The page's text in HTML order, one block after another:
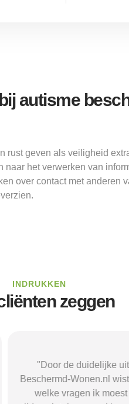
autisme
rust geven als veiligheid
naar het verwerken van
over contact met anderen
INDRUKKEN
zeggen
"Ik was onzeker en
termen en opties.
Wonen.nl maakte het